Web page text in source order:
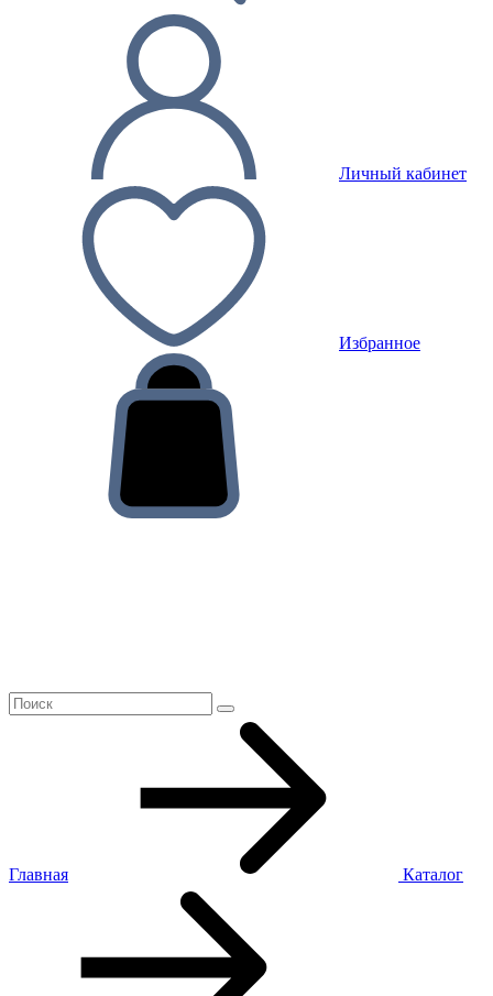
Личный кабинет
Избранное
Главная Каталог